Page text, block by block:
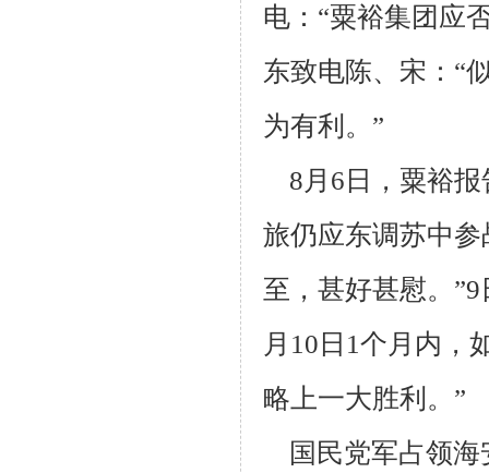
电：“粟裕集团应
东致电陈、宋：“
为有利。”
8月6日，粟裕报
旅仍应东调苏中
至，甚好甚慰。”9
月10日1个月内，
略上一大胜利。”
国民党军占领海